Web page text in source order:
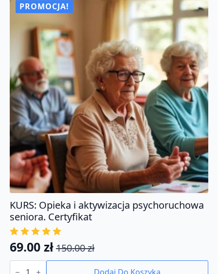
PROMOCJA!
KURS: Opieka i aktywizacja psychoruchowa
seniora. Certyfikat
150.00zł
Pierwotna
cena
69.00 zł
Aktualna
cena
ilość
KURS: